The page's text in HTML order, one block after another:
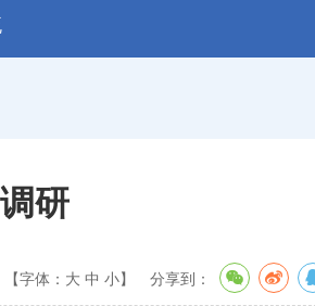
研
【字体： 大 中 小】 分享到：